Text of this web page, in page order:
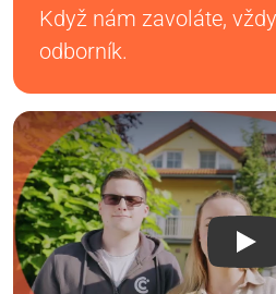
Když nám zavoláte,
odborník.